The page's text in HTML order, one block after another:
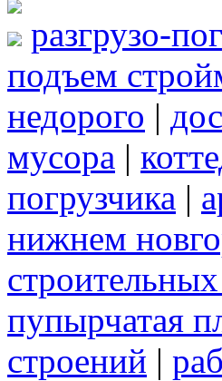
разгрузо-
подъем
недорого |
мусора |
погрузчика |
нижнем
пупырчатая
строений |